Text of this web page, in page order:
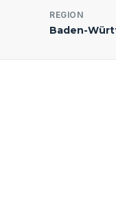
REGION
Baden-